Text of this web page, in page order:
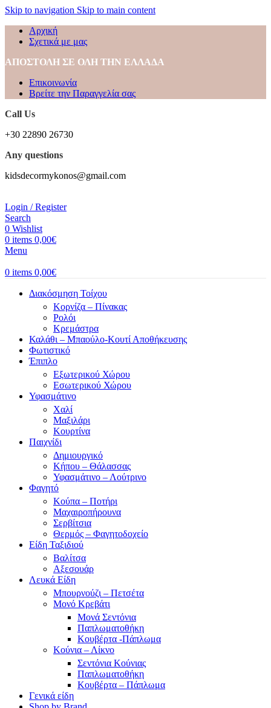
Skip to navigation Skip to main content
Αρχική
Σχετικά με μας
ΑΠΟΣΤΟΛΗ ΣΕ ΟΛΗ ΤΗΝ ΕΛΛΑΔΑ
Επικοινωνία
Βρείτε την Παραγγελία σας
Call Us
+30 22890 26730
Any questions
kidsdecormykonos@gmail.com
Login / Register
Search
0 Wishlist
0 items 0,00€
Menu
0 items 0,00€
Διακόσμηση Τοίχου
Κορνίζα – Πίνακας
Ρολόι
Κρεμάστρα
Καλάθι – Μπαούλο-Κουτί Αποθήκευσης
Φωτιστικό
Έπιπλο
Εξωτερικού Χώρου
Εσωτερικού Χώρου
Υφασμάτινο
Χαλί
Μαξιλάρι
Κουρτίνα
Παιχνίδι
Δημιουργικό
Κήπου – Θάλασσας
Υφασμάτινο – Λούτρινο
Φαγητό
Κούπα – Ποτήρι
Μαχαιροπήρουνα
Σερβίτσια
Θερμός – Φαγητοδοχείο
Είδη Ταξιδιού
Βαλίτσα
Αξεσουάρ
Λευκά Είδη
Μπουρνούζι – Πετσέτα
Μονό Κρεβάτι
Μονά Σεντόνια
Παπλωματοθήκη
Κουβέρτα -Πάπλωμα
Κούνια – Λίκνο
Σεντόνια Κούνιας
Παπλωματοθήκη
Κουβέρτα – Πάπλωμα
Γενικά είδη